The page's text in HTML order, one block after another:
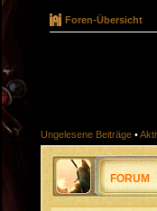
Foren-Übersicht
Ungelesene Beiträge •
FORUM